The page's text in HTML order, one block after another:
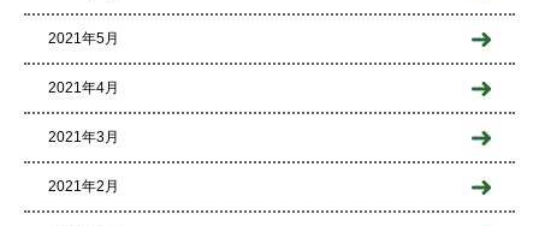
2021年5月
2021年4月
2021年3月
2021年2月